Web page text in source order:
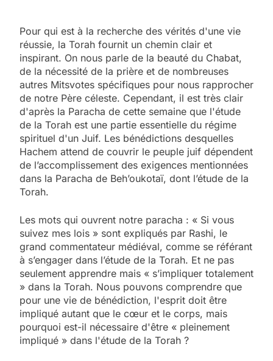
Pour qui est à la recherche des vérités d'une vie
réussie, la Torah fournit un chemin clair et
inspirant. On nous parle de la beauté du Chabat,
de la nécessité de la prière et de nombreuses
autres Mitsvotes spécifiques pour nous rapprocher
de notre Père céleste. Cependant, il est très clair
d'après la Paracha de cette semaine que l'étude
de la Torah est une partie essentielle du régime
spirituel d'un Juif. Les bénédictions desquelles
Hachem attend de couvrir le peuple juif dépendent
de l’accomplissement des exigences mentionnées
dans la Paracha de Beh’oukotaï, dont l’étude de la
Torah.
Les mots qui ouvrent notre paracha : « Si vous
suivez mes lois » sont expliqués par Rashi, le
grand commentateur médiéval, comme se référant
à s’engager dans l’étude de la Torah. Et ne pas
seulement apprendre mais « s’impliquer totalement
» dans la Torah. Nous pouvons comprendre que
pour une vie de bénédiction, l'esprit doit être
impliqué autant que le cœur et le corps, mais
pourquoi est-il nécessaire d'être « pleinement
impliqué » dans l'étude de la Torah ?